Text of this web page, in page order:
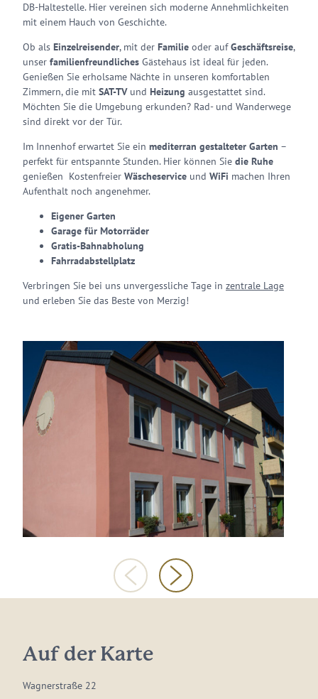
DB-Haltestelle. Hier vereinen sich moderne Annehmlichkeiten
mit einem Hauch von Geschichte.
Ob als Einzelreisender, mit der Familie oder aufGeschäftsreise,
unser familienfreundliches Gästehaus ist ideal für jeden.
Genießen Sie erholsame Nächte in unseren komfortablen
Zimmern, die mit SAT-TVund Heizung ausgestattet sind.
Möchten Sie die Umgebung erkunden? Rad- und Wanderwege
sind direkt vor der Tür.
Im Innenhof erwartet Sie ein mediterran gestalteter Garten –
perfekt für entspannte Stunden. Hier können Sie die Ruhe
genießen Kostenfreier Wäscheservice und WiFi machen Ihren
Aufenthalt noch angenehmer.
Eigener Garten
Garage für Motorräder
Gratis-Bahnabholung
Fahrradabstellplatz
Verbringen Sie bei uns unvergessliche Tage in zentrale Lage
und erleben Sie das Beste von Merzig!
Auf der Karte
Wagnerstraße 22